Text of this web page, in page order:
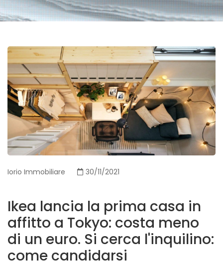
Iorio Immobiliare 30/11/2021
Ikea lancia la prima casa in
affitto a Tokyo: costa meno
di un euro. Si cerca l'inquilino:
come candidarsi